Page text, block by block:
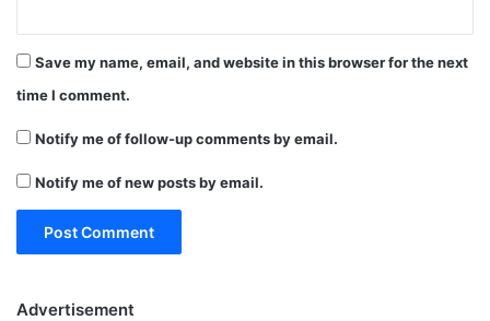
Save my name, email, and website in this browser for the next
time I comment.
Notify me of follow-up comments by email.
Notify me of new posts by email.
Advertisement